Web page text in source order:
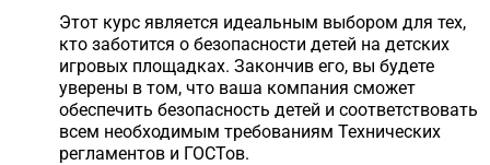
Этот курс является идеальным выбором для тех,
кто заботится о безопасности детей на детских
игровых площадках. Закончив его, вы будете
уверены в том, что ваша компания сможет
обеспечить безопасность детей и соответствовать
всем необходимым требованиям Технических
регламентов и ГОСТов.